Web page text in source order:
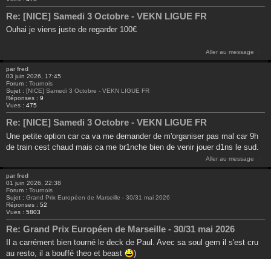
Re: [NICE] Samedi 3 Octobre - VEKN LIGUE FR
Ouhai je viens juste de regarder 100€
Aller au message
par fred
03 juin 2026, 17:45
Forum : Tournois
Sujet : [NICE] Samedi 3 Octobre - VEKN LIGUE FR
Réponses : 9
Vues : 475
Re: [NICE] Samedi 3 Octobre - VEKN LIGUE FR
Une petite option car ca va me demander de m'organiser pas mal car 9h
de train cest chaud mais ca me br1nche bien de venir jouer d1ns le sud.
Aller au message
par fred
01 juin 2026, 22:38
Forum : Tournois
Sujet : Grand Prix Européen de Marseille - 30/31 mai 2026
Réponses : 52
Vues : 5803
Re: Grand Prix Européen de Marseille - 30/31 mai 2026
Il a carrément bien tourné le deck de Paul. Avec sa soul gem il s'est cru
au resto, il a bouffé theo et beast
)